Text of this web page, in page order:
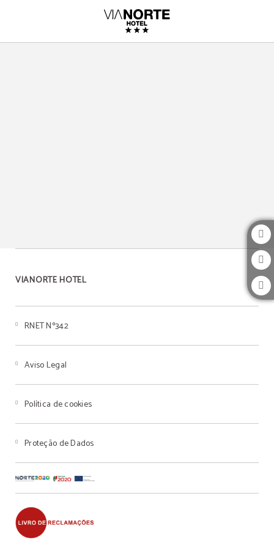
VIANORTE HOTEL
RNET Nº342
Aviso Legal
Política de cookies
Proteção de Dados